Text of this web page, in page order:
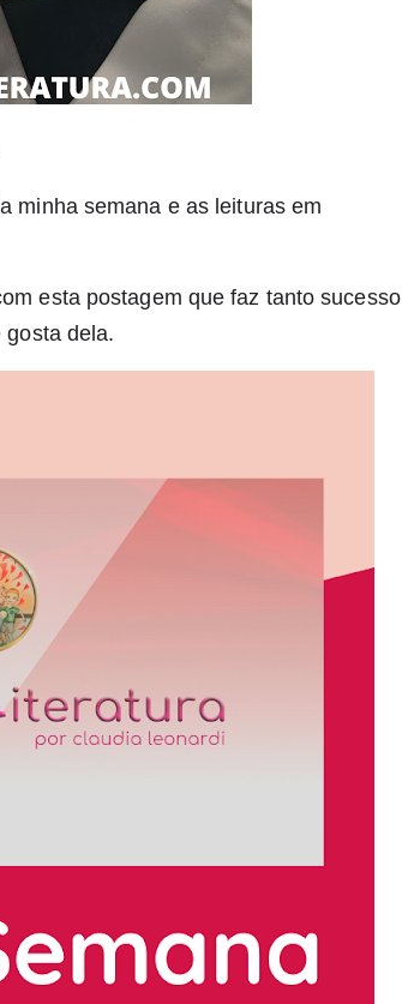
minha semana e as leituras em
esta postagem que faz tanto sucesso
dela.